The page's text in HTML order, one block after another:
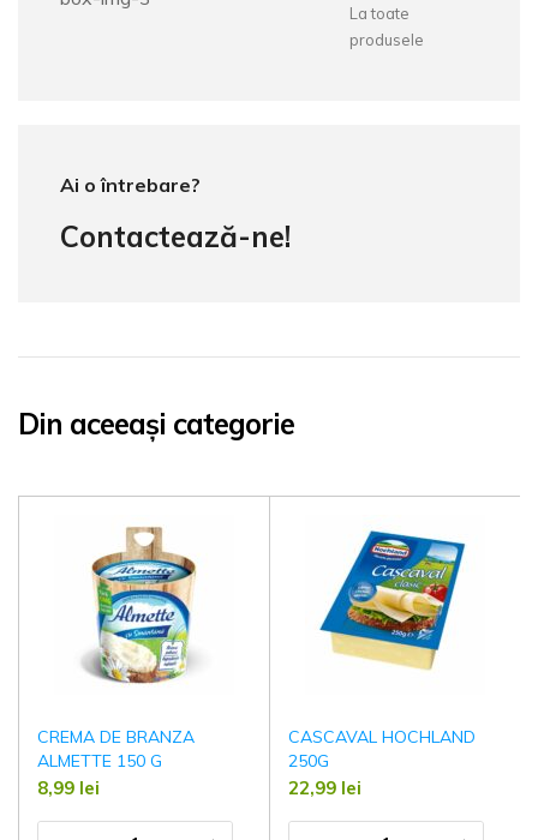
La toate
produsele
Ai o întrebare?
Contactează-ne!
Din aceeași categorie
CREMA DE BRANZA
ALMETTE 150 G
8,99 lei
CASCAVAL HOCHLAND
250G
22,99 lei